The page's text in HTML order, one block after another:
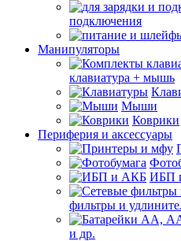
подключения
Манипуляторы
клавиатура + мышь
Мыши
Коврики
Периферия и аксессуары
ИБП
фильтры и
и др.